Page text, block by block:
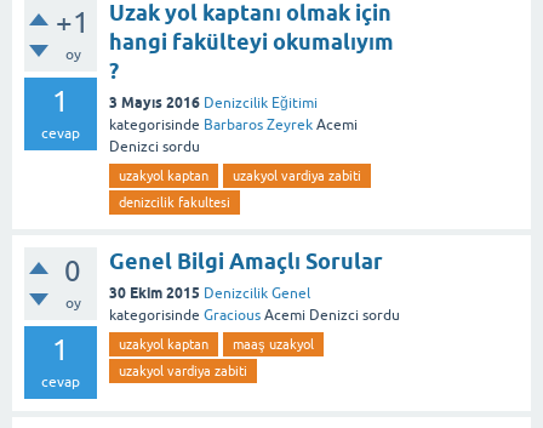
+1
oy
1
cevap
Uzak yol kaptanı olmak için
hangi fakülteyi okumalıyım
?
3 Mayıs 2016 Denizcilik Eğitimi
kategorisinde Barbaros Zeyrek Acemi
Denizci sordu
uzakyol kaptan
uzakyol vardiya zabiti
denizcilik fakultesi
0
oy
1
cevap
Genel Bilgi Amaçlı Sorular
30 Ekim 2015 Denizcilik Genel
kategorisinde Gracious Acemi Denizci sordu
uzakyol kaptan
maaş uzakyol
uzakyol vardiya zabiti